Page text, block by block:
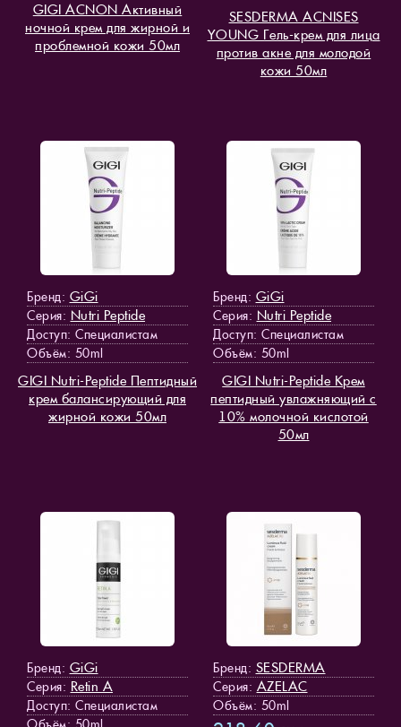
GIGI ACNON Активный
ночной крем для жирной и
проблемной кожи 50мл
SESDERMA ACNISES
YOUNG Гель-крем для лица
против акне для молодой
кожи 50мл
Бренд: GiGi
Серия: Nutri Peptide
Доступ: Специалистам
Объём: 50ml
GIGI Nutri-Peptide Пептидный
крем балансирующий для
жирной кожи 50мл
Бренд: GiGi
Серия: Nutri Peptide
Доступ: Специалистам
Объём: 50ml
GIGI Nutri-Peptide Крем
пептидный увлажняющий с
10% молочной кислотой
50мл
Бренд: GiGi
Серия: Retin A
Доступ: Специалистам
Бренд: SESDERMA
Серия: AZELAC
Объём: 50ml